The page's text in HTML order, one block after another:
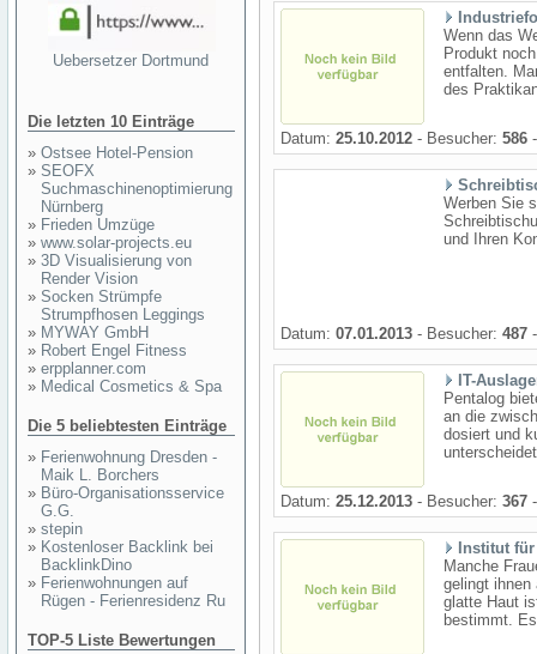
Uebersetzer Dortmund
Die letzten 10 Einträge
» Ostsee Hotel-Pension
» SEOFX
Suchmaschinenoptimierung
Nürnberg
» Frieden Umzüge
» www.solar-projects.eu
» 3D Visualisierung von
Render Vision
» Socken Strümpfe
Strumpfhosen Leggings
» MYWAY GmbH
» Robert Engel Fitness
» erpplanner.com
» Medical Cosmetics & Spa
Die 5 beliebtesten Einträge
» Ferienwohnung Dresden -
Maik L. Borchers
» Büro-Organisationsservice
G.G.
» stepin
» Kostenloser Backlink bei
BacklinkDino
» Ferienwohnungen auf
Rügen - Ferienresidenz Ru
TOP-5 Liste Bewertungen
Wenn das
Produkt
entfalten.
des
Datum: 25.10.2012 - Besucher: 586
Werben Sie
und Ihren
Datum: 07.01.2013 - Besucher: 487
IT-
Pentalog
an die
dosiert und
Datum: 25.12.2013 - Besucher: 367
Institut
Manche
gelingt ihnen
glatte Haut
bestimmt.